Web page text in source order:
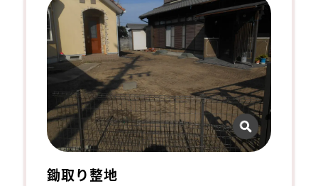
鋤取り整地